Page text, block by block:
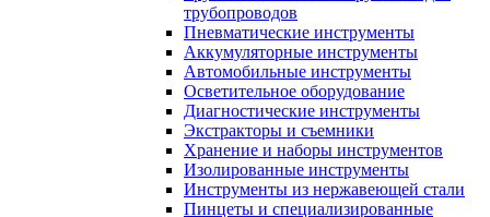
трубопроводов
Пневматические инструменты
Аккумуляторные инструменты
Автомобильные инструменты
Осветительное оборудование
Диагностические инструменты
Экстракторы и съемники
Хранение и наборы инструментов
Изолированные инструменты
Инструменты из нержавеющей стали
Пинцеты и специализированные